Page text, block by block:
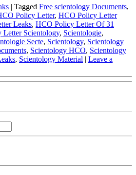
| Tagged Free scientology Documents,
Policy Letter, HCO Policy Letter
Leaks, HCO Policy Letter Of 31
Scientology, Scientologie,
Secte, Scientology, Scientology
, Scientology HCO, Scientology
, Scientology Material | Leave a